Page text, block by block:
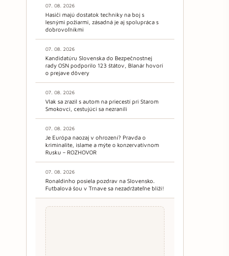
07. 08. 2026
Hasiči majú dostatok techniky na boj s
lesnými požiarmi, zásadná je aj spolupráca s
dobrovoľníkmi
07. 08. 2026
Kandidatúru Slovenska do Bezpečnostnej
rady OSN podporilo 123 štátov, Blanár hovorí
o prejave dôvery
07. 08. 2026
Vlak sa zrazil s autom na priecestí pri Starom
Smokovci, cestujúci sa nezranili
07. 08. 2026
Je Európa naozaj v ohrození? Pravda o
kriminalite, islame a mýte o konzervatívnom
Rusku – ROZHOVOR
07. 08. 2026
Ronaldinho posiela pozdrav na Slovensko.
Futbalová šou v Trnave sa nezadržateľne blíži!